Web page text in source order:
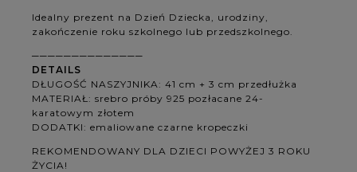
Idealny prezent na Dzień Dziecka, urodziny,
zakończenie roku szkolnego lub przedszkolnego.
──────────────
DETAILS
DŁUGOŚĆ NASZYJNIKA: 41 cm + 3 cm przedłużka
MATERIAŁ: srebro próby 925 pozłacane 24-
karatowym złotem
DODATKI: emaliowane czarne kropeczki
REKOMENDOWANY DLA DZIECI POWYŻEJ 3 ROKU
ŻYCIA!